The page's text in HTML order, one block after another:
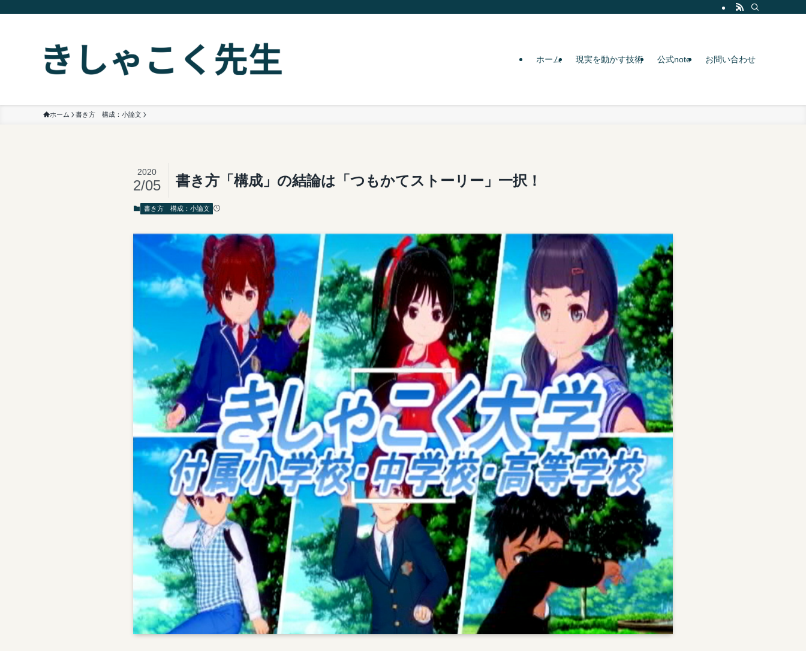
ホーム 現実を動かす技術 公式note お問い合わせ
ホーム 書き方 構成：小論文
書き方「構成」の結論は「つもかてストーリー」一択！
2020
2/05
書き方 構成：小論文